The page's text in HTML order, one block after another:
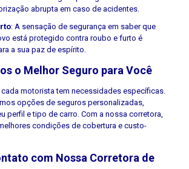
abrupta em caso de acidentes.
: A sensação de segurança em saber que
está protegido contra roubo e furto é
a sua paz de espírito.
o Melhor Seguro para Você
motorista tem necessidades específicas.
opções de seguros personalizadas,
perfil e tipo de carro. Com a nossa corretora,
condições de cobertura e custo-
com Nossa Corretora de